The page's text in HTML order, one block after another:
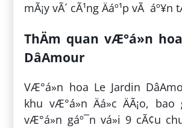
mÃ¡y vÃ´ cÃ¹ng Äáº¹p vÃ
ThÄm quan vÆ°á»n
DâAmour
VÆ°á»n hoa Le Jardin
khu vÆ°á»n Äá»c ÄÃ¡o,
vÆ°á»n gáº¯n vá»i 9 cÃ¢u